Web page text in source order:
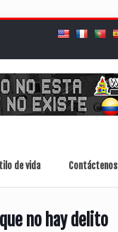
de vida Contáctenos
no hay delito